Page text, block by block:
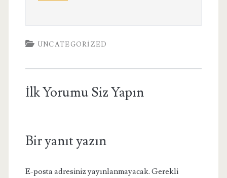
UNCATEGORIZED
İlk Yorumu Siz Yapın
Bir yanıt yazın
E-posta adresiniz yayınlanmayacak. Gerekli